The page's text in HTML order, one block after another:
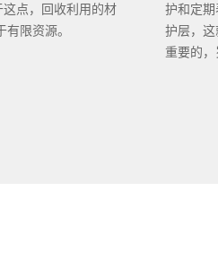
点，回收利用的材
限资源。
护和定
护层，
重要的，